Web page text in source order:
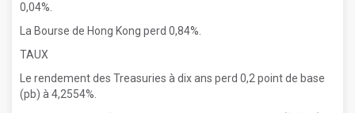
0,04%.
La Bourse de Hong Kong perd 0,84%.
TAUX
Le rendement des Treasuries à dix ans perd 0,2 point de base
(pb) à 4,2554%.